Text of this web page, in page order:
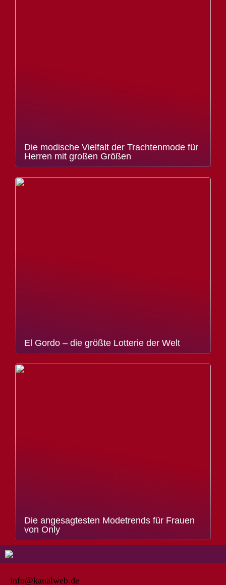
Die modische Vielfalt der Trachtenmode für
Herren mit großen Größen
El Gordo – die größte Lotterie der Welt
Die angesagtesten Modetrends für Frauen
von Only
info@kanalweb.de